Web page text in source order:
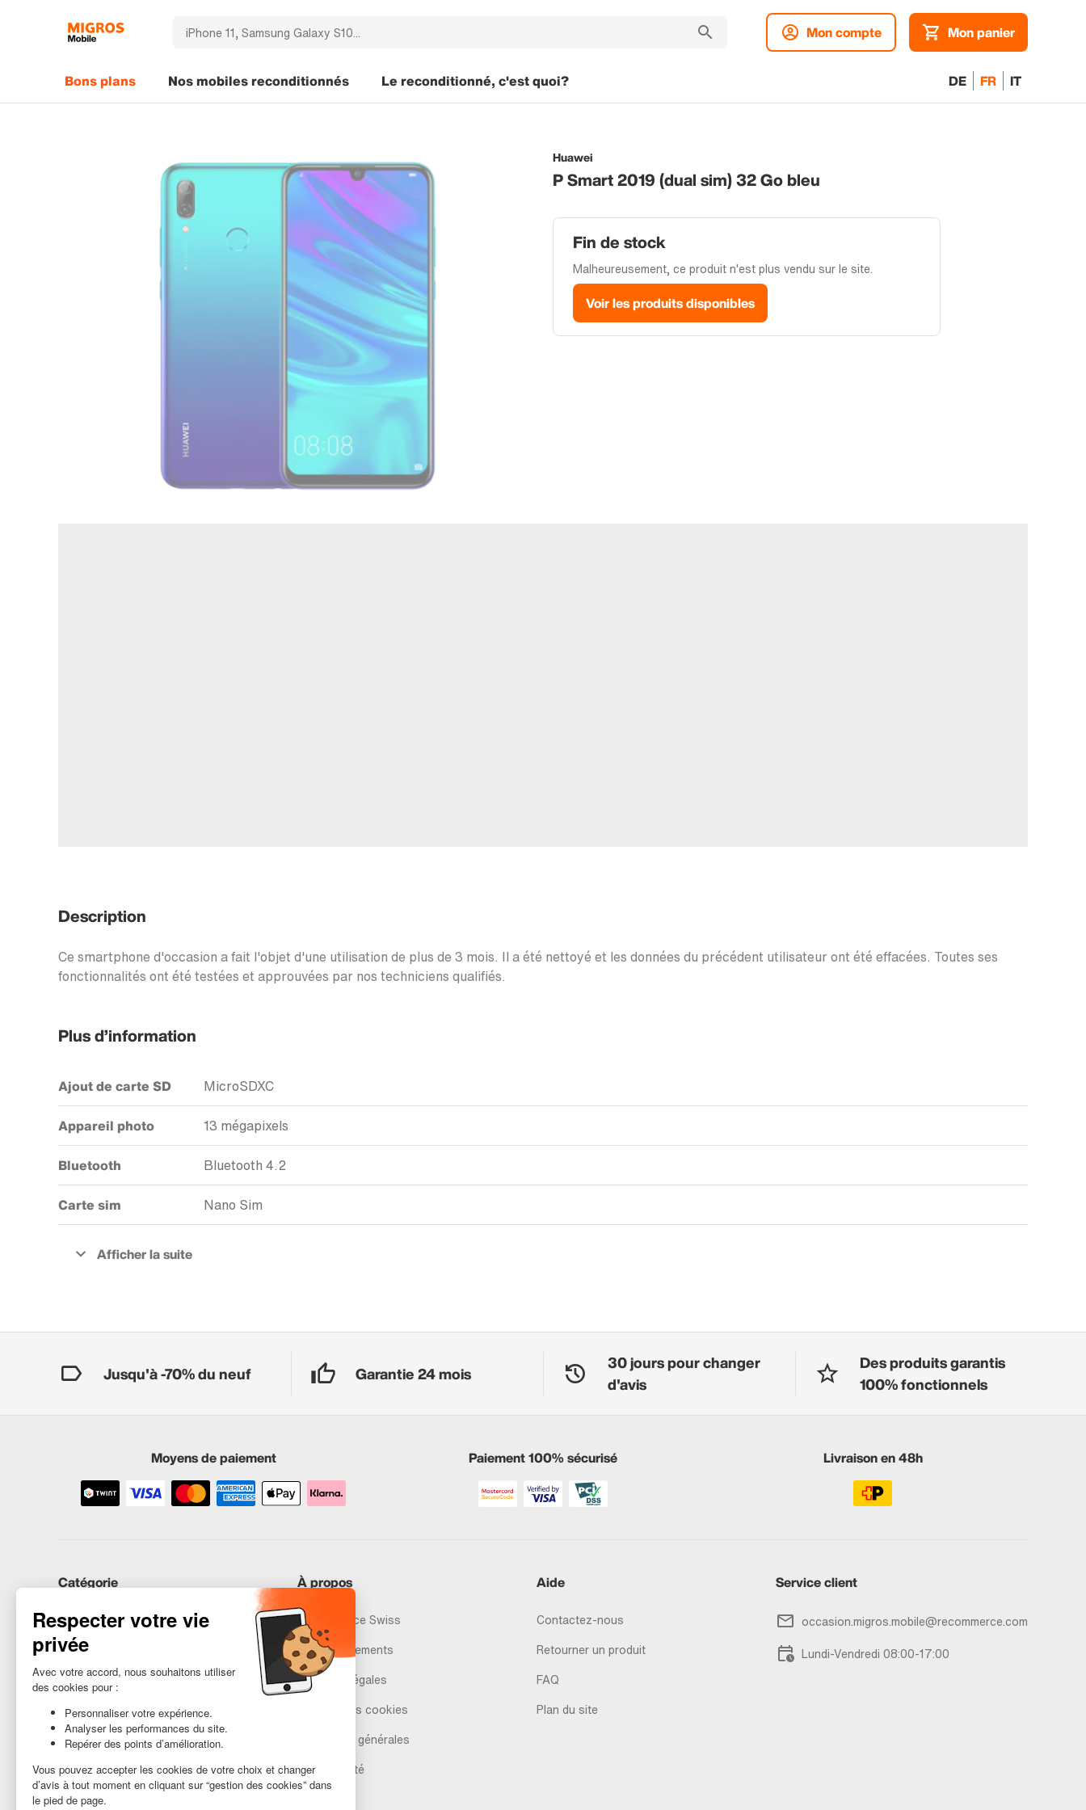
Mon compte Mon panier
DE FR IT
Bons plans Nos mobiles reconditionnés Le reconditionné, c'est quoi?
Huawei
P Smart 2019 (dual sim) 32 Go bleu
Fin de stock
Malheureusement, ce produit n'est plus vendu sur le site.
Voir les produits disponibles
Description
Ce smartphone d'occasion a fait l'objet d'une utilisation de plus de 3 mois. Il a été nettoyé et les données du précédent utilisateur ont été effacées. Toutes ses
fonctionnalités ont été testées et approuvées par nos techniciens qualifiés.
Plus d’information
Ajout de carte SD MicroSDXC
Appareil photo 13 mégapixels
Bluetooth Bluetooth 4.2
Carte sim Nano Sim
Jusqu'à -70% du neuf Garantie 24 mois
30 jours pour changer
d'avis
Des produits garantis
100% fonctionnels
Moyens de paiement Paiement 100% sécurisé Livraison en 48h
Catégorie
iPhones
Samsung
Huawei
Besoin d’aide ?
À propos
Recommerce Swiss
Nos engagements
Mentions légales
Gestion des cookies
Conditions générales
Accessibilité
Aide
Contactez-nous
Retourner un produit
FAQ
Plan du site
Service client
occasion.migros.mobile@recommerce.com
Lundi-Vendredi 08:00-17:00